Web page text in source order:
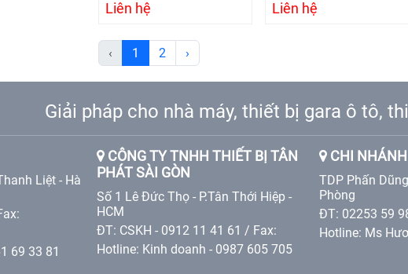
Liên hệ Liên hệ
‹ 1 2 ›
Giải pháp cho nhà máy, thiết bị gara ô tô,
Liệt - Hà
69 33 81
CÔNG TY TNHH THIẾT BỊ TÂN
PHÁT SÀI GÒN
Số 1 Lê Đức Thọ - P.Tân Thới Hiệp -
HCM
ĐT: CSKH - 0912 11 41 61 / Fax:
Hotline: Kinh doanh - 0987 605 705
CHI
TDP Phấn
Phòng
ĐT: 02253 59
Hotline: Ms